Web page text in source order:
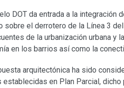
DOT da entrada a la
sobre el derrotero de la Línea 3
de la urbanización urbana y
en los barrios así como la
arquitectónica ha sido
establecidas en Plan Parcial,